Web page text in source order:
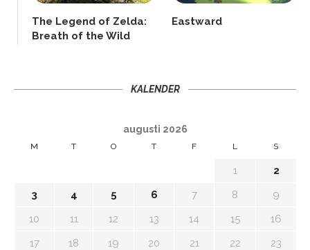
The Legend of Zelda:
Breath of the Wild
Eastward
KALENDER
augusti 2026
M T O T F L S
1
2
3
4 5 6 7 8
9
10
11 12 13 14 15
16
17
18 19 20 21 22
23